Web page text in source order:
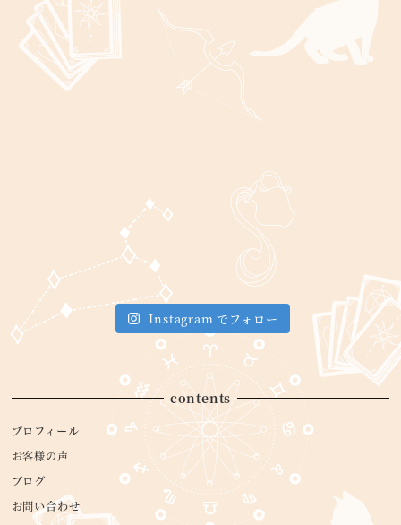
Instagram でフォロー
contents
プロフィール
お客様の声
ブログ
お問い合わせ